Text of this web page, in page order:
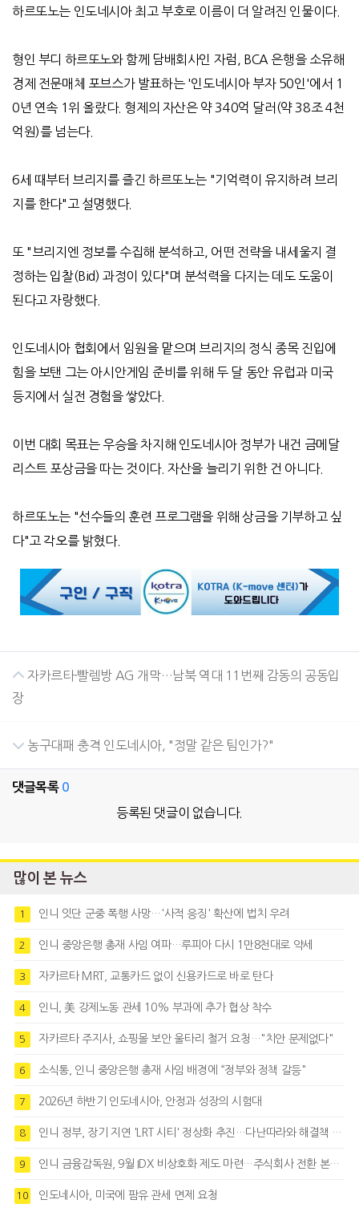
하르또노는 인도네시아 최고 부호로 이름이 더 알려진 인물이다.
형인 부디 하르또노와 함께 담배회사인 자럼, BCA 은행을 소유해
경제 전문매체 포브스가 발표하는 '인도네시아 부자 50인'에서 1
0년 연속 1위 올랐다. 형제의 자산은 약 340억 달러(약 38조 4천
억원)를 넘는다.
6세 때부터 브리지를 즐긴 하르또노는 "기억력이 유지하려 브리
지를 한다"고 설명했다.
또 "브리지엔 정보를 수집해 분석하고, 어떤 전략을 내세울지 결
정하는 입찰(Bid) 과정이 있다"며 분석력을 다지는 데도 도움이
된다고 자랑했다.
인도네시아 협회에서 임원을 맡으며 브리지의 정식 종목 진입에
힘을 보탠 그는 아시안게임 준비를 위해 두 달 동안 유럽과 미국
등지에서 실전 경험을 쌓았다.
이번 대회 목표는 우승을 차지해 인도네시아 정부가 내건 금메달
리스트 포상금을 따는 것이다. 자산을 늘리기 위한 건 아니다.
하르또노는 "선수들의 훈련 프로그램을 위해 상금을 기부하고 싶
다"고 각오를 밝혔다.
자카르타·빨렘방 AG 개막…남북 역대 11번째 감동의 공동입
장
농구대패 충격 인도네시아, "정말 같은 팀인가?"
댓글목록 0
등록된 댓글이 없습니다.
많이 본 뉴스
1 인니 잇단 군중 폭행 사망…'사적 응징' 확산에 법치 우려
2 인니 중앙은행 총재 사임 여파…루피아 다시 1만8천대로 약세
3 자카르타 MRT, 교통카드 없이 신용카드로 바로 탄다
4 인니, 美 강제노동 관세 10% 부과에 추가 협상 착수
5 자카르타 주지사, 쇼핑몰 보안 울타리 철거 요청…"치안 문제없다"
6 소식통, 인니 중앙은행 총재 사임 배경에 “정부와 정책 갈등"
7 2026년 하반기 인도네시아, 안정과 성장의 시험대
8 인니 정부, 장기 지연 'LRT 시티' 정상화 추진…다난따라와 해결책 모색
9 인니 금융감독원, 9월 IDX 비상호화 제도 마련…주식회사 전환 본격화
10 인도네시아, 미국에 팜유 관세 면제 요청